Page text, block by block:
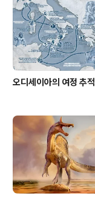
오디세이아의 여정 추적